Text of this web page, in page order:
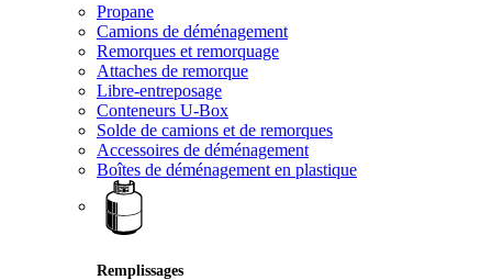
Propane
Camions de déménagement
Remorques et remorquage
Attaches de remorque
Libre-entreposage
Conteneurs U-Box
Solde de camions et de remorques
Accessoires de déménagement
Boîtes de déménagement en plastique
Remplissages